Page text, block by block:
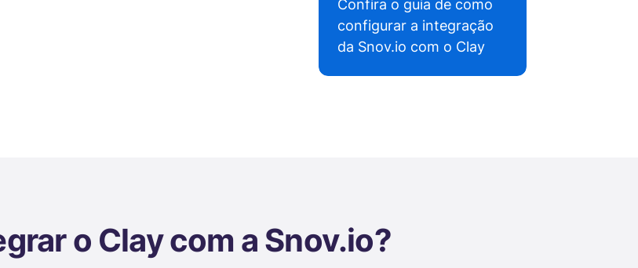
Confira o guia de como
configurar a integração
da Snov.io com o Clay
o Clay com a Snov.io?